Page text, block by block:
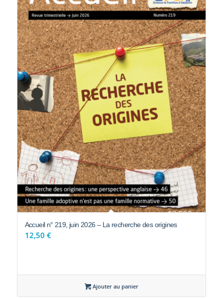
Accueil n° 219, juin 2026 – La recherche des origines
12,50 €
Ajouter au panier